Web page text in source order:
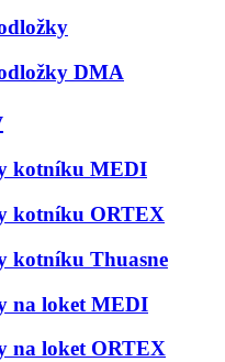
DMA
kotníku MEDI
kotníku ORTEX
kotníku Thuasne
na loket MEDI
na loket ORTEX